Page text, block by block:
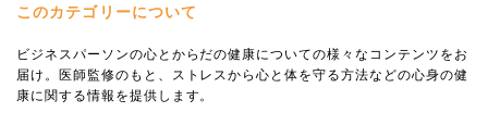
このカテゴリーについて
ビジネスパーソンの心とからだの健康についての様々なコンテンツをお
届け。医師監修のもと、ストレスから心と体を守る方法などの心身の健
康に関する情報を提供します。